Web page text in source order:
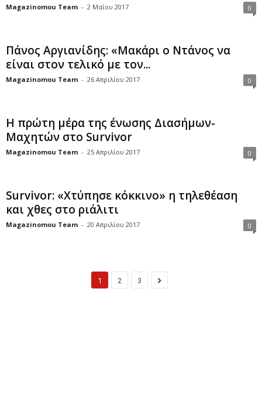
Magazinomou Team - 2 Μαΐου 2017 0
Πάνος Αργιανίδης: «Μακάρι ο Ντάνος να
είναι στον τελικό με τον...
Magazinomou Team - 26 Απριλίου 2017 0
Η πρώτη μέρα της ένωσης Διασήμων-
Μαχητών στο Survivor
Magazinomou Team - 25 Απριλίου 2017 0
Survivor: «Χτύπησε κόκκινο» η τηλεθέαση
και χθες στο ριάλιτι
Magazinomou Team - 20 Απριλίου 2017 0
1 2 3